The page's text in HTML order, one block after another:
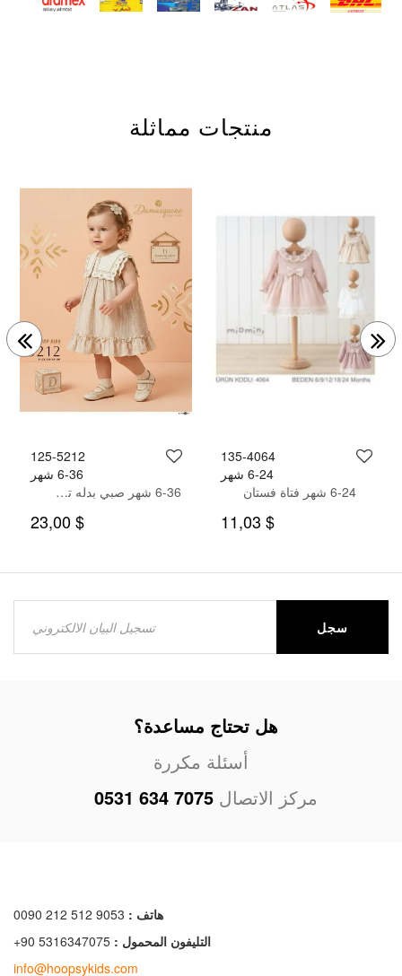
منتجات مماثلة
135-4064
6-24 شهر
6-24 شهر فتاة فستان
$ 11,03
125-5212
6-36 شهر
6-36 شهر صبي بدله تيشرت مع سروال
$ 23,00
سجل
هل تحتاج مساعدة؟
أسئلة مكررة
مركز الاتصال 0531 634 7075
هاتف : 0090 212 512 9053
التليفون المحمول : +90 5316347075
info@hoopsykids.com